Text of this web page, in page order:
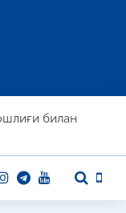
билан